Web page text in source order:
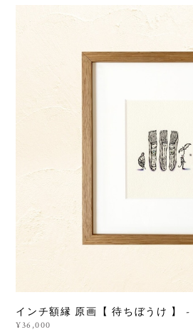
インチ額縁 原画【 待ちぼうけ 】
¥36,000